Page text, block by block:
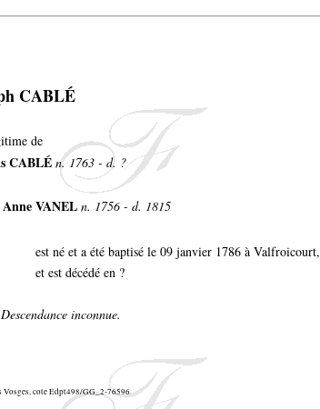
CABLÉ
de
CABLÉ n. 1763 - d. ?
VANEL n. 1756 - d. 1815
est né et a été baptisé le 09 janvier 1786 à Valfroicourt,
et est décédé en ?
Descendance inconnue.
Vosges, cote Edpt498/GG_2-76596